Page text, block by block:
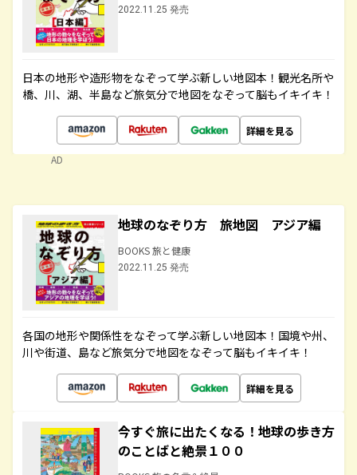
2022.11.25 発売
日本の地形や造形物をなぞって学ぶ新しい地図本！観光名所や
橋、川、湖、半島など旅気分で地図をなぞって脳もイキイキ！
詳細を見る
AD
地球のなぞり方 旅地図 アジア編
BOOKS 旅と健康
2022.11.25 発売
各国の地形や関係性をなぞって学ぶ新しい地図本！国境や州、
川や街道、島など旅気分で地図をなぞって脳もイキイキ！
詳細を見る
今すぐ旅に出たくなる！地球の歩き方
のことばと絶景１００